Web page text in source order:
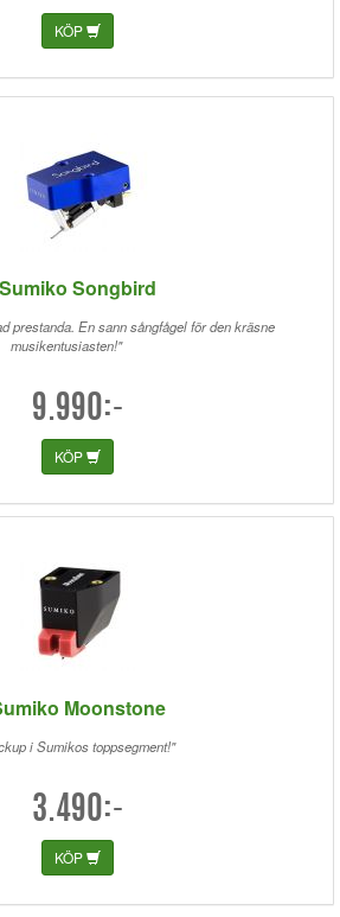
KÖP
Sumiko Songbird
prestanda. En sann sångfågel för den kräsne
musikentusiasten!"
9.990:-
KÖP
Moonstone
i Sumikos toppsegment!"
3.490:-
KÖP